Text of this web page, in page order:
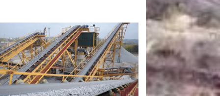
WHO IS WHO
ПРОЗОРІ НАДРА
ГОВОРЯТЬ АСОЦІАЦІЇ
ГОВОРЯТЬ КОМПАНІЇ
КОНФЛІКТНІ НАДРА